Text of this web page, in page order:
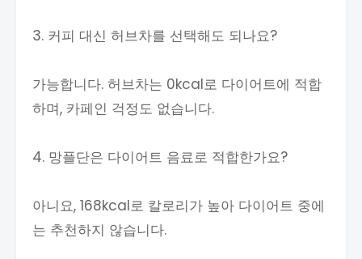
3. 커피 대신 허브차를 선택해도 되나요?
가능합니다. 허브차는 0kcal로 다이어트에 적합
하며, 카페인 걱정도 없습니다.
4. 망플단은 다이어트 음료로 적합한가요?
아니요, 168kcal로 칼로리가 높아 다이어트 중에
는 추천하지 않습니다.